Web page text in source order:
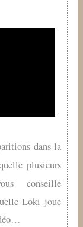
dans la
plusieurs
conseille
Loki joue